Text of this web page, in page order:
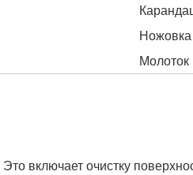
Ножовка
Молоток
включает очистку